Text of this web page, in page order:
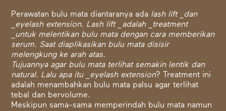
Perawatan bulu mata diantaranya ada lash lift _dan
_eyelash extension. Lash lift _adalah _treatment
_untuk melentikan bulu mata dengan cara memberikan
serum. Saat diaplikasikan bulu mata disisir
melengkung ke arah atas.
Tujuannya agar bulu mata terlihat semakin lentik dan
natural. Lalu apa itu _eyelash extension? Treatment ini
adalah menambahkan bulu mata palsu agar terlihat
tebal dan bervolume.
Meskipun sama-sama memperindah bulu mata namun